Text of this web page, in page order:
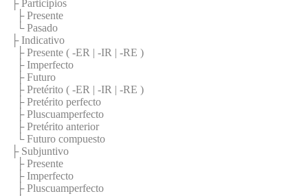
├ Participios
├ Presente
└ Pasado
├ Indicativo
├ Presente ( -ER | -IR | -RE )
├ Imperfecto
├ Futuro
├ Pretérito ( -ER | -IR | -RE )
├ Pretérito perfecto
├ Pluscuamperfecto
├ Pretérito anterior
└ Futuro compuesto
├ Subjuntivo
├ Presente
├ Imperfecto
├ Pluscuamperfecto